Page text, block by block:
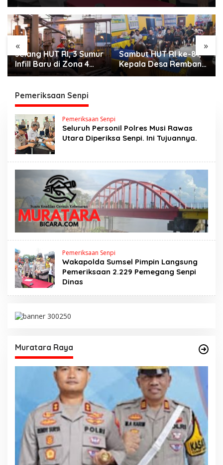
« »
Jelang HUT RI, 3 Sumur
Infill Baru di Zona 4
Dukung Kedaulatan
Sambut HUT RI ke-81,
Kepala Desa Remban
Gelar Rapat Persiapan
Pemeriksaan Senpi
Pemeriksaan Senpi
Seluruh Personil Polres Musi Rawas
Utara Diperiksa Senpi. Ini Tujuannya.
Pemeriksaan Senpi
Wakapolda Sumsel Pimpin Langsung
Pemeriksaan 2.229 Pemegang Senpi
Dinas
Muratara Raya